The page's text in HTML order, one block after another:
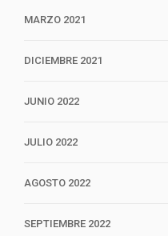
MARZO 2021
DICIEMBRE 2021
JUNIO 2022
JULIO 2022
AGOSTO 2022
SEPTIEMBRE 2022